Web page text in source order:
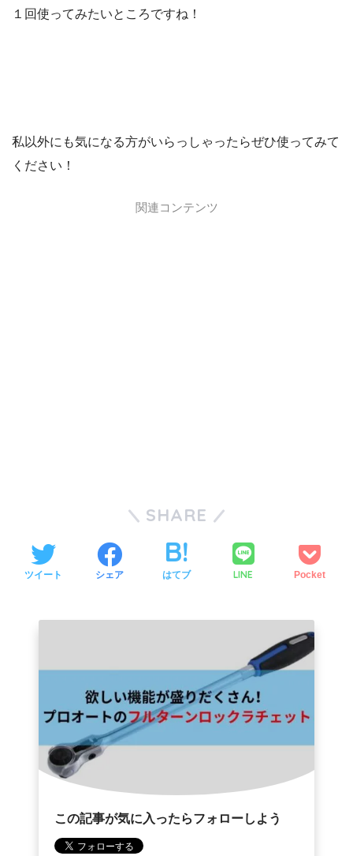
１回使ってみたいところですね！
私以外にも気になる方がいらっしゃったらぜひ使ってみて
ください！
関連コンテンツ
SHARE
ツイート シェア はてブ LINE Pocket
この記事が気に入ったらフォローしよう